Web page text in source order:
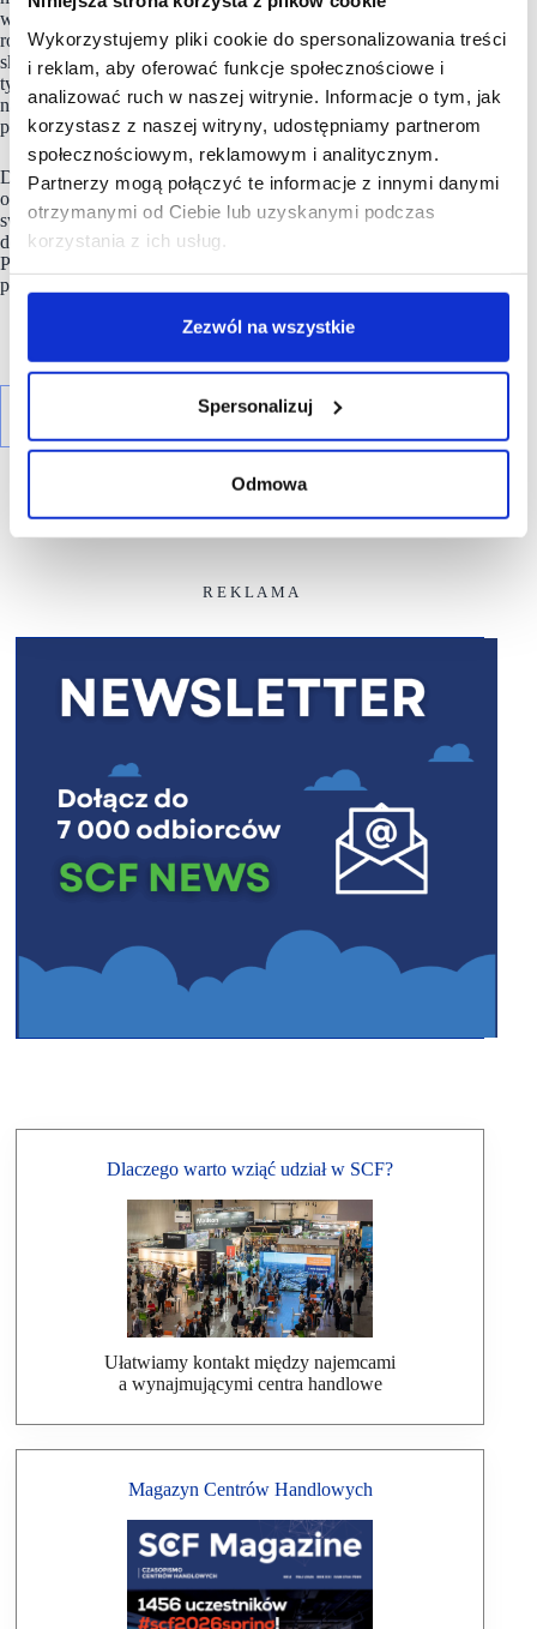
Wykorzystujemy pliki cookie do spersonalizowania treści
i reklam, aby oferować funkcje społecznościowe i
analizować ruch w naszej witrynie. Informacje o tym, jak
korzystasz z naszej witryny, udostępniamy partnerom
społecznościowym, reklamowym i analitycznym.
Partnerzy mogą połączyć te informacje z innymi danymi
otrzymanymi od Ciebie lub uzyskanymi podczas
korzystania z ich usług.
Zezwól na wszystkie
Spersonalizuj
Odmowa
wsparcie marketingowe, dostęp do wiedzy oraz nowoczesne
rozwiązania technologiczne wspierające prowadzenie i rozwój
sklepu. Z liczbą ponad 19 tys. zatrudnianych pracowników i 90
tys. klientów, Eurocash od lat zajmuje miejsce w TOP10
największych polskich firm, kompleksowo kształtując rynek
polskiego handlu i wyznaczając kierunki rozwoju branży.
Dąży do tego, by wyznaczać trendy także w zakresie
odpowiedzialności. Do 2030 r.
zamierza zmniejszyć
swoją emisję CO
o 47,7 proc. w ramach strategii
dekarbonizacji, jaką przyjęła w 2022 r. – w zgodzie z celami
Porozumienia Paryskiego, w ramach ścieżki określonej
przez Science Based Targets Initiative (SBTi).
R E K L A M A
Dlaczego warto wziąć udział w SCF?
Ułatwiamy kontakt między najemcami
a wynajmującymi centra handlowe
Magazyn Centrów Handlowych